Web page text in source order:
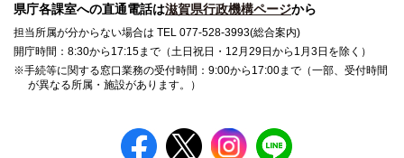
県庁各課室への直通電話は滋賀県行政機構ページから
担当所属が分からない場合は TEL 077-528-3993(総合案内)
開庁時間：8:30から17:15まで（土日祝日・12月29日から1月3日を除く）
※手続等に関する窓口業務の受付時間：9:00から17:00まで（一部、受付時間
が異なる所属・施設があります。）